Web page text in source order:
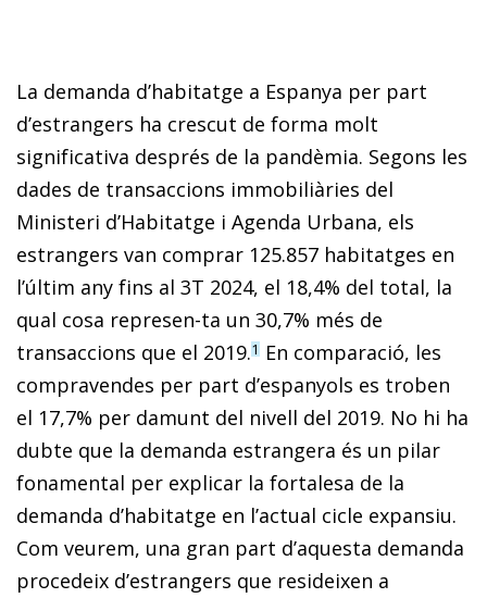
La demanda d’habitatge a Espanya per part
d’estrangers ha crescut de forma molt
significativa després de la pandèmia. Segons les
dades de transaccions immobiliàries del
Ministeri d’Habitatge i Agenda Urbana, els
estrangers van comprar 125.857 habitatges en
l’últim any fins al 3T 2024, el 18,4% del total, la
qual cosa represen-ta un 30,7% més de
transaccions que el 2019.1 En comparació, les
compravendes per part d’espanyols es troben
el 17,7% per damunt del nivell del 2019. No hi ha
dubte que la demanda estrangera és un pilar
fonamental per explicar la fortalesa de la
demanda d’habitatge en l’actual cicle expansiu.
Com veurem, una gran part d’aquesta demanda
procedeix d’estrangers que resideixen a